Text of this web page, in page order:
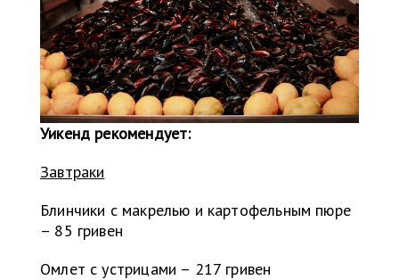
Уикенд рекомендует:
Завтраки
Блинчики с макрелью и картофельным пюре
– 85 гривен
Омлет с устрицами – 217 гривен